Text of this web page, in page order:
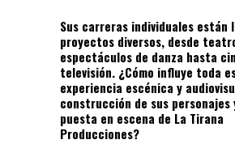
Sus carreras individuales están
proyectos diversos, desde
espectáculos de danza hasta
televisión. ¿Cómo influye toda
experiencia escénica y
construcción de sus personajes
puesta en escena de La Tirana
Producciones?